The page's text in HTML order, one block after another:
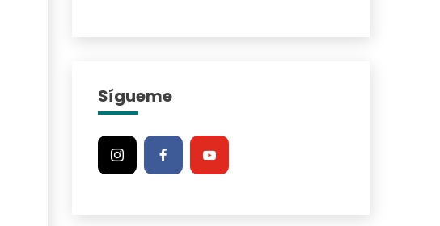
Sígueme